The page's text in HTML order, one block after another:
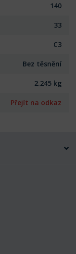
140
33
C3
Bez těsnění
2.245 kg
Přejít na odkaz